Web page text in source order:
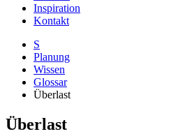
Inspiration
Kontakt
S
Planung
Wissen
Glossar
Überlast
Überlast